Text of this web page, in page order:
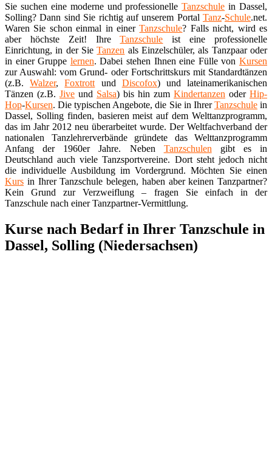
Sie suchen eine moderne und professionelleTanzschule in Dassel,
Solling? Dann sind Sie richtig auf unserem Portal Tanz-Schule.net.
Waren Sie schon einmal in einerTanzschule? Falls nicht, wird es
aber höchste Zeit! IhreTanzschule ist eine professionelle
Einrichtung, in der SieTanzen als Einzelschüler, als Tanzpaar oder
in einer Gruppe lernen. Dabei stehen Ihnen eine Fülle vonKursen
zur Auswahl: vom Grund- oder Fortschrittskurs mit Standardtänzen
(z.B.Walzer,Foxtrott und Discofox) und lateinamerikanischen
Tänzen (z.B. Jive und Salsa) bis hin zum Kindertanzen oder Hip-
Hop-Kursen. Die typischen Angebote, die Sie in IhrerTanzschulein
Dassel, Solling finden, basieren meist auf dem Welttanzprogramm,
das im Jahr 2012 neu überarbeitet wurde. Der Weltfachverband der
nationalen Tanzlehrerverbände gründete das Welttanzprogramm
Anfang der 1960er Jahre. Neben Tanzschulen gibt es in
Deutschland auch viele Tanzsportvereine. Dort steht jedoch nicht
die individuelle Ausbildung im Vordergrund. Möchten Sie einen
Kurs in Ihrer Tanzschule belegen, haben aber keinen Tanzpartner?
Kein Grund zur Verzweiflung – fragen Sie einfach in der
Tanzschule nach einer Tanzpartner-Vermittlung.
Kurse nach Bedarf in Ihrer Tanzschule in
Dassel, Solling (Niedersachsen)